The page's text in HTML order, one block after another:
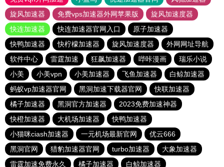
旋风加速器
免费vps加速器外网苹果版
旋风加速度器
快连加速器
快连加速器官网入口
原子加速器
快鸭加速器
快柠檬加速器 旋风加速度器
外网网址导航
软件中心
雷霆加速 狂飙加速器 哔咔漫画
瑞乐小说
小美
小美vpn 小美加速器 飞鱼加速器
白鲸加速器
蚂蚁vp加速器官网
黑洞加速下载器官网
快联加速器
橘子加速器
黑洞官方加速器
2023免费加速神器
快橙加速器
大机场加速器
快鸭加速器
小猫咪ciash加速器
一元机场最新官网
优云666
黑洞官网
猎豹加速器官网 turbo加速器
大象加速器
雷霆加速免费永久
橘子加速器 白鲸加速器